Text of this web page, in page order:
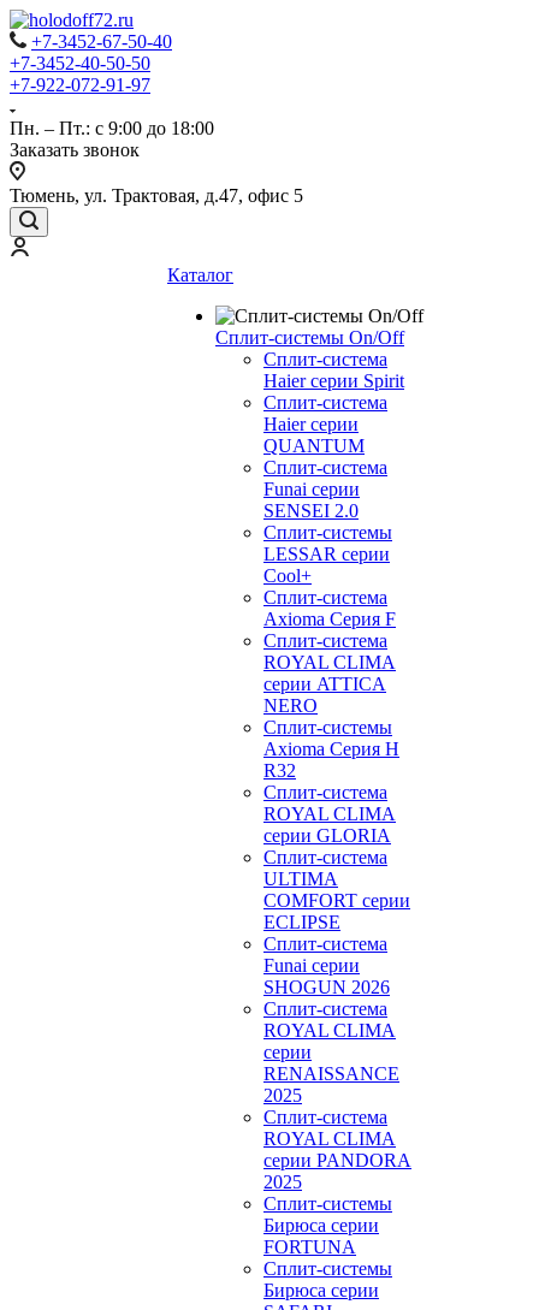
+7-3452-67-50-40
+7-3452-40-50-50
+7-922-072-91-97
Пн. – Пт.: с 9:00 до 18:00
Заказать звонок
Тюмень, ул. Трактовая, д.47, офис 5
Каталог
Сплит-системы On/Off
Сплит-система
Haier серии Spirit
Сплит-система
Haier серии
QUANTUM
Сплит-система
Funai серии
SENSEI 2.0
Сплит-системы
LESSAR серии
Cool+
Сплит-система
Axioma Серия F
Сплит-система
ROYAL CLIMA
серии ATTICA
NERO
Сплит-системы
Axioma Серия H
R32
Сплит-система
ROYAL CLIMA
серии GLORIA
Сплит-система
ULTIMA
COMFORT серии
ECLIPSE
Сплит-система
Funai серии
SHOGUN 2026
Сплит-система
ROYAL CLIMA
серии
RENAISSANCE
2025
Сплит-система
ROYAL CLIMA
серии PANDORA
2025
Сплит-системы
Бирюса серии
FORTUNA
Сплит-системы
Бирюса серии